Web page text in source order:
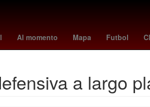
Al momento Mapa Futbol
Jorge Rodríguez américa - cruz azul
a largo